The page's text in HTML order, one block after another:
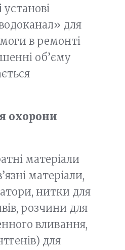
для
в ремонті
об’єму
охорони
матеріали
матеріали,
нитки для
розчини для
вливання,
для